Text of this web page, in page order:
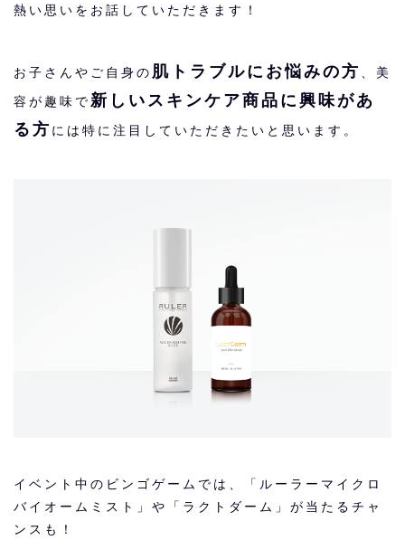
熱い思いをお話していただきます！
お子さんやご自身の 肌トラブルにお悩みの方
、美
容が趣味で 新しいスキンケア商品に興味があ
る方 には特に注目していただきたいと思います。
イベント中のビンゴゲームでは、「ルーラーマイクロ
バイオームミスト」や「ラクトダーム」が当たるチャ
ンスも！